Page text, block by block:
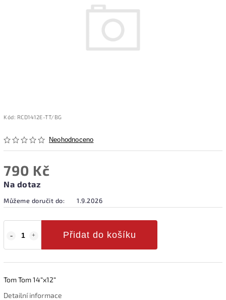
Kód: RCD1412E-TT/BG
Neohodnoceno
790 Kč
Na dotaz
Můžeme doručit do: 1.9.2026
Přidat do košíku
Tom Tom 14“x12“
Detailní informace